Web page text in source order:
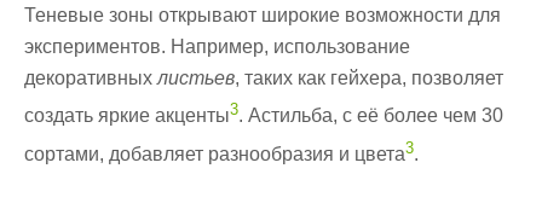
Теневые зоны открывают широкие возможности для
экспериментов. Например, использование
декоративных листьев, таких как гейхера, позволяет
создать яркие акценты3. Астильба, с её более чем 30
сортами, добавляет разнообразия и цвета3.